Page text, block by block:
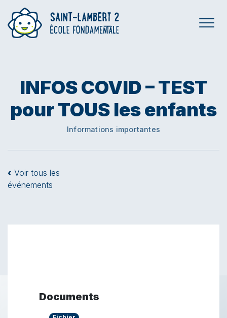
INFOS COVID – TEST
pour TOUS les enfants
Informations importantes
‹ Voir tous les
événements
Documents